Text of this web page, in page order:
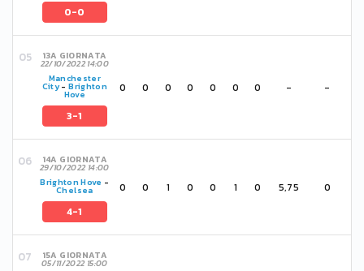
0-0
13A GIORNATA
22/10/2022 14:00
Manchester
City-Brighton
Hove
3-1
0 0 0 0 0 0 0 - -
14A GIORNATA
29/10/2022 14:00
Brighton Hove -
Chelsea
4-1
0 0 1 0 0 1 0 5,75 0
15A GIORNATA
05/11/2022 15:00